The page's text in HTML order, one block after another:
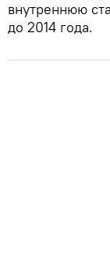
внутреннюю
до 2014 года.